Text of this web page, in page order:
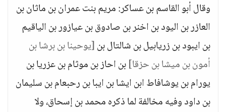
وقال أبو القاسم بن عساكر: مريم بنت عمران بن ماثان بن
العازر بن اليود بن اخنر بن صادوق بن عيازور بن الياقيم
بن ايبود بن زريابيل بن شالتال بن[يوحينا بن برشا بن
أمون بن ميشا بن حزقا]بن احاز بن موثام بن عزريا بن
يورام بن يوشافاط ابن ايشا بن ايبا بن رحبعام بن سليمان
بن داود وفيه مخالفة لما ذكره محمد بن إسحاق، ولا